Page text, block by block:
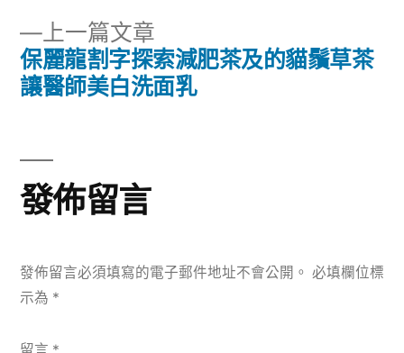
導
覽
上一篇文章
一
篇
保麗龍割字探索減肥茶及的貓鬚草茶
讓醫師美白洗面乳
發佈留言
發佈留言必須填寫的電子郵件地址不會公開。 必填欄位標
示為 *
留言 *